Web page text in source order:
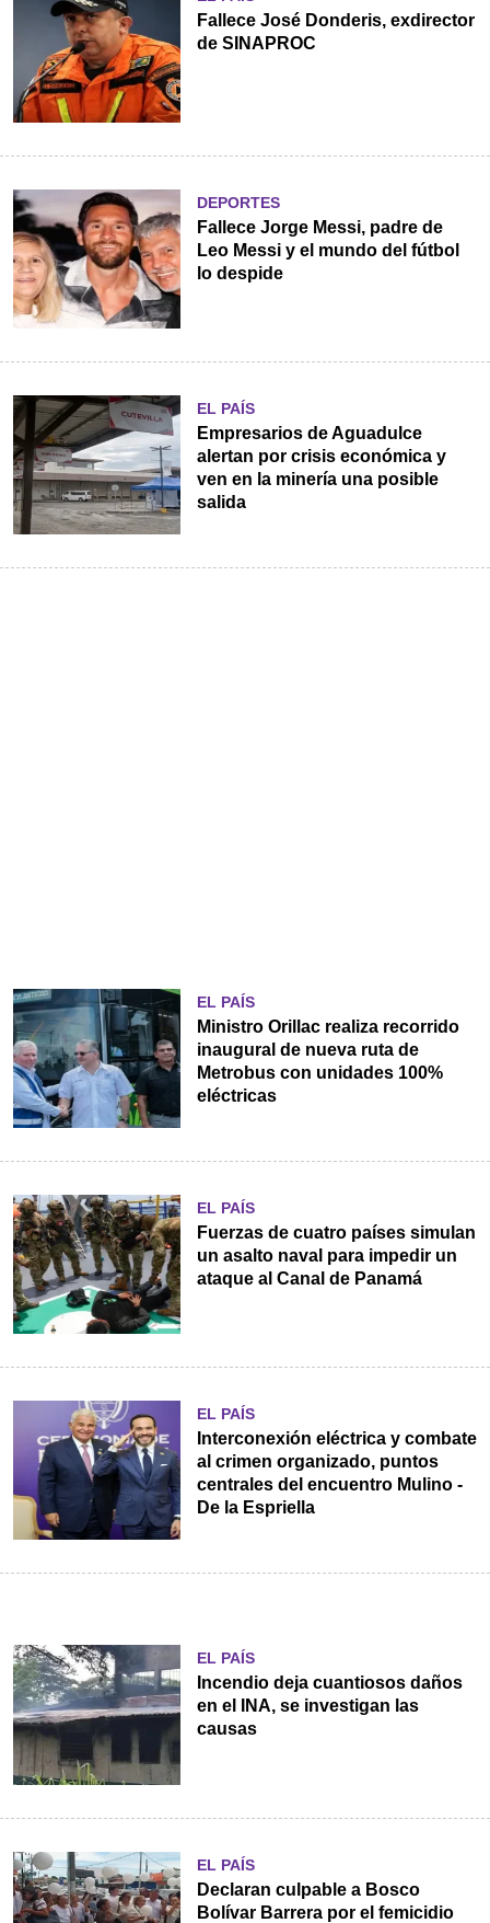
Fallece José Donderis, exdirector
de SINAPROC
DEPORTES
Fallece Jorge Messi, padre de
Leo Messi y el mundo del fútbol
lo despide
EL PAÍS
Empresarios de Aguadulce
alertan por crisis económica y
ven en la minería una posible
salida
EL PAÍS
Ministro Orillac realiza recorrido
inaugural de nueva ruta de
Metrobus con unidades 100%
eléctricas
EL PAÍS
Fuerzas de cuatro países simulan
un asalto naval para impedir un
ataque al Canal de Panamá
EL PAÍS
Interconexión eléctrica y combate
al crimen organizado, puntos
centrales del encuentro Mulino -
De la Espriella
EL PAÍS
Incendio deja cuantiosos daños
en el INA, se investigan las
causas
EL PAÍS
Declaran culpable a Bosco
Bolívar Barrera por el femicidio